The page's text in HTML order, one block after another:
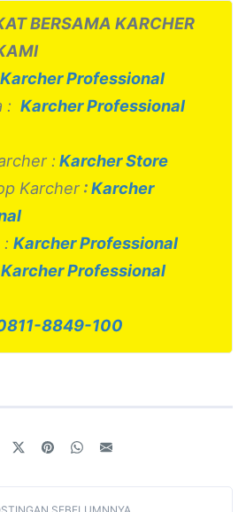
BERSAMA KARCHER
Karcher Professional
: Karcher Professional
: Karcher Store
Karcher :Karcher
: Karcher Professional
Karcher Professional
8849-100